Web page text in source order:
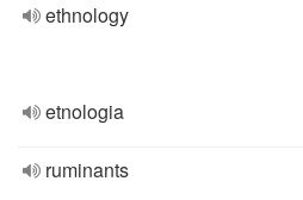
ethnology
etnologia
ruminants